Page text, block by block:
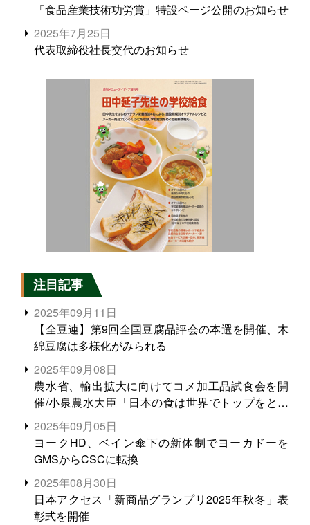
「食品産業技術功労賞」特設ページ公開のお知らせ
2025年7月25日
代表取締役社長交代のお知らせ
注目記事
2025年09月11日
【全豆連】第9回全国豆腐品評会の本選を開催、木
綿豆腐は多様化がみられる
2025年09月08日
農水省、輸出拡大に向けてコメ加工品試食会を開
催/小泉農水大臣「日本の食は世界でトップをとれ
る。米増産に向けて、米輸出需要の拡大を」
2025年09月05日
ヨークHD、ベイン傘下の新体制でヨーカドーを
GMSからCSCに転換
2025年08月30日
日本アクセス「新商品グランプリ2025年秋冬」表
彰式を開催